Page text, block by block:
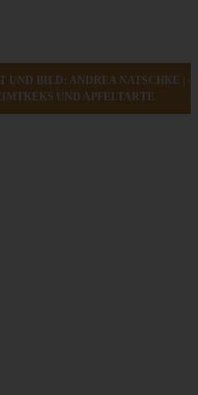
UND BILD: ANDREA NATSCHKE |
UND APFELTARTE